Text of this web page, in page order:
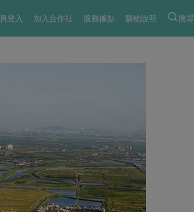
登入 加入合作社 服務據點 購物說明 搜尋